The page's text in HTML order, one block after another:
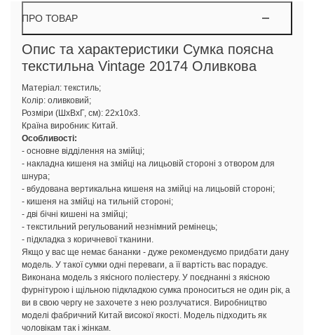
ПРО ТОВАР
Опис та характеристики Сумка поясна
текстильна Vintage 20174 Оливкова
Матеріал: текстиль;
Колір: оливковий;
Розміри (ШхВхГ, см): 22х10х3.
Країна виробник: Китай.
Особливості:
- основне відділення на змійці;
- накладна кишеня на змійці на лицьовій стороні з отвором для
шнура;
- вбудована вертикальна кишеня на змійці на лицьовій стороні;
- кишеня на змійці на тильній стороні;
- дві бічні кишені на змійці;
- текстильний регульований незнімний ремінець;
- підкладка з коричневої тканини.
Якщо у вас ще немає бананки - дуже рекомендуємо придбати дану
модель. У такої сумки одні переваги, а її вартість вас порадує.
Виконана модель з якісного поліестеру. У поєднанні з якісною
фурнітурою і щільною підкладкою сумка проноситься не один рік, а
ви в свою чергу не захочете з нею розлучатися. Виробництво
моделі фабричний Китай високої якості. Модель підходить як
чоловікам так і жінкам.